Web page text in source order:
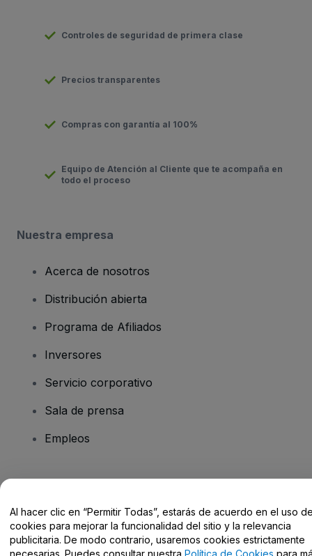
Controles de seguridad de primera clase
Precios transparentes
Compras con garantía al 100%
Equipo de Atención al Cliente que te acompaña en
todo el proceso
Nuestra empresa
Acerca de nosotros
Distribución abierta
Programa de Afiliados
Inversores
Servicio corporativo
Sala de prensa
Empleos
Centro de Ayuda / Contacto
Al hacer clic en “Permitir Todas”, estarás de acuerdo en el uso
cookies para mejorar la funcionalidad del sitio y la relevancia
publicitaria. De modo contrario, usaremos cookies estrictamente
necesarias. Puedes consultar nuestra Política de Cookies para